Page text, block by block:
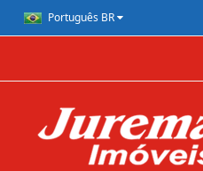
Português BR